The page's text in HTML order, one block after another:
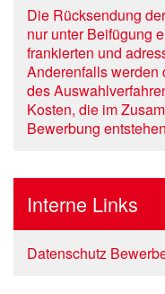
Die Rücksendung
nur unter Beifügung
frankierten und
Anderenfalls werden
des
Kosten, die im
Bewerbung
Interne Links
Datenschutz